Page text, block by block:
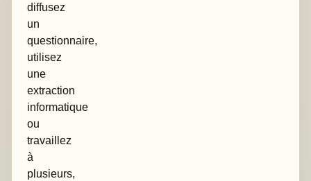
diffusez
un
questionnaire,
utilisez
une
extraction
informatique
ou
travaillez
à
plusieurs,